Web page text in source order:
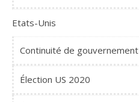
Etats-Unis
Continuité de gouvernement
Élection US 2020